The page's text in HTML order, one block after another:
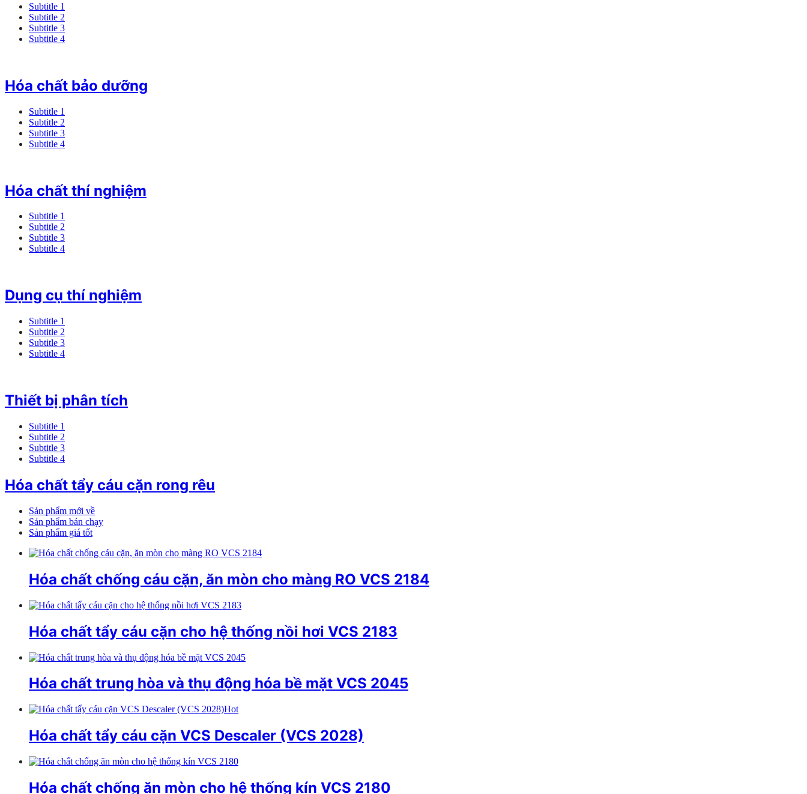
Subtitle 1
Subtitle 2
Subtitle 3
Subtitle 4
Hóa chất bảo dưỡng
Subtitle 1
Subtitle 2
Subtitle 3
Subtitle 4
Hóa chất thí nghiệm
Subtitle 1
Subtitle 2
Subtitle 3
Subtitle 4
Dụng cụ thí nghiệm
Subtitle 1
Subtitle 2
Subtitle 3
Subtitle 4
Thiết bị phân tích
Subtitle 1
Subtitle 2
Subtitle 3
Subtitle 4
Hóa chất tẩy cáu cặn rong rêu
Sản phẩm mới về
Sản phẩm bán chạy
Sản phẩm giá tốt
Hóa chất chống cáu cặn, ăn mòn cho màng RO VCS 2184
Hóa chất tẩy cáu cặn cho hệ thống nồi hơi VCS 2183
Hóa chất trung hòa và thụ động hóa bề mặt VCS 2045
Hot
Hóa chất tẩy cáu cặn VCS Descaler (VCS 2028)
Hóa chất chống ăn mòn cho hệ thống kín VCS 2180